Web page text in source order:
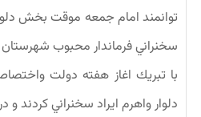
توانمند امام جمعه موقت بخش
سخنراني فرماندار محبوب شهرستان
با تبريك اغاز هفته دولت
دلوار واهرم ايراد سخنراني كردند و